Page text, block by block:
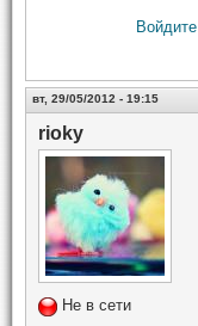
Войдите
вт, 29/05/2012 - 19:15
rioky
Не в сети